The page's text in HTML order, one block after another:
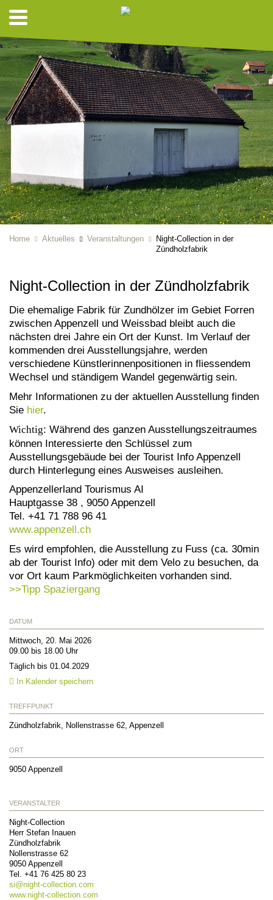
Home Aktuelles Veranstaltungen
Night-Collection in der
Zündholzfabrik
Night-Collection in der Zündholzfabrik
Die ehemalige Fabrik für Zundhölzer im Gebiet Forren
zwischen Appenzell und Weissbad bleibt auch die
nächsten drei Jahre ein Ort der Kunst. Im Verlauf der
kommenden drei Ausstellungsjahre, werden
verschiedene Künstlerinnenpositionen in fliessendem
Wechsel und ständigem Wandel gegenwärtig sein.
Mehr Informationen zu der aktuellen Ausstellung finden
Sie hier.
Wichtig: Während des ganzen Ausstellungszeitraumes
können Interessierte den Schlüssel zum
Ausstellungsgebäude bei der Tourist Info Appenzell
durch Hinterlegung eines Ausweises ausleihen.
Appenzellerland Tourismus AI
Hauptgasse 38 , 9050 Appenzell
Tel. +41 71 788 96 41
www.appenzell.ch
Es wird empfohlen, die Ausstellung zu Fuss (ca. 30min
ab der Tourist Info) oder mit dem Velo zu besuchen, da
vor Ort kaum Parkmöglichkeiten vorhanden sind.
>>Tipp Spaziergang
DATUM
Mittwoch, 20. Mai 2026
09.00 bis 18.00 Uhr
Täglich bis 01.04.2029
In Kalender speichern
TREFFPUNKT
Zündholzfabrik, Nollenstrasse 62, Appenzell
ORT
9050 Appenzell
VERANSTALTER
Night-Collection
Herr Stefan Inauen
Zündholzfabrik
Nollenstrasse 62
9050 Appenzell
Tel. +41 76 425 80 23
si@night-collection.com
www.night-collection.com